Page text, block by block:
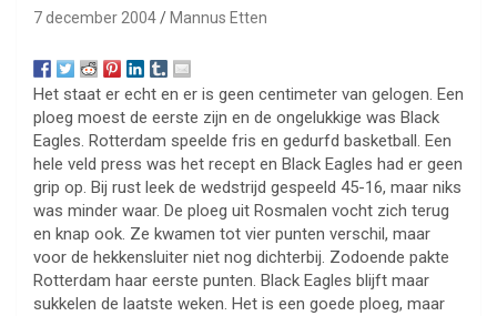
7 december 2004 Mannus Etten
Het staat er echt en er is geen centimeter van gelogen. Een
ploeg moest de eerste zijn en de ongelukkige was Black
Eagles. Rotterdam speelde fris en gedurfd basketball. Een
hele veld press was het recept en Black Eagles had er geen
grip op. Bij rust leek de wedstrijd gespeeld 45-16, maar niks
was minder waar. De ploeg uit Rosmalen vocht zich terug
en knap ook. Ze kwamen tot vier punten verschil, maar
voor de hekkensluiter niet nog dichterbij. Zodoende pakte
Rotterdam haar eerste punten. Black Eagles blijft maar
sukkelen de laatste weken. Het is een goede ploeg, maar